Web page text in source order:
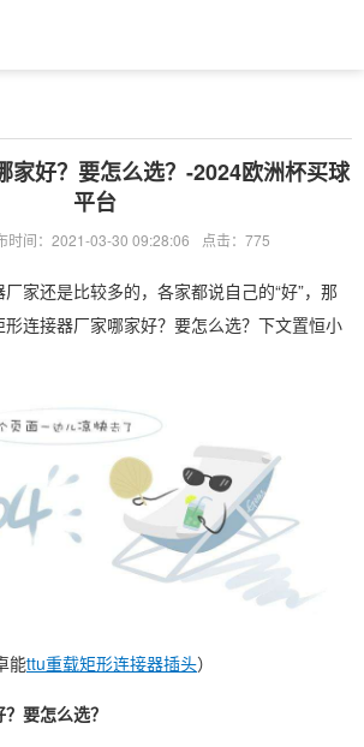
家好？要怎么选？-2024欧洲杯买球
平台
时间：2021-03-30 09:28:06 点击：775
家还是比较多的，各家都说自己的“好”，那
连接器厂家哪家好？要怎么选？下文置恒小
能ttu重载矩形连接器插头）
要怎么选？